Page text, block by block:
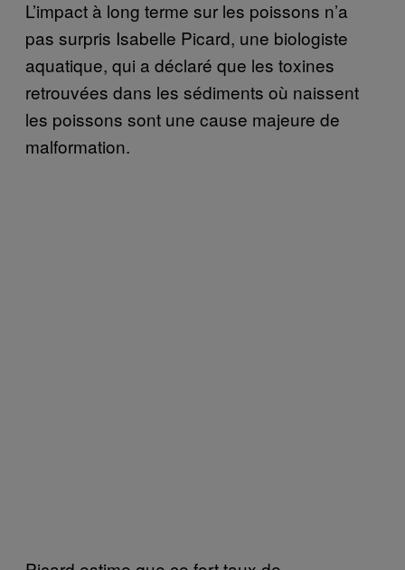
L’impact à long terme sur les poissons n’a
pas surpris Isabelle Picard, une biologiste
aquatique, qui a déclaré que les toxines
retrouvées dans les sédiments où naissent
les poissons sont une cause majeure de
malformation.